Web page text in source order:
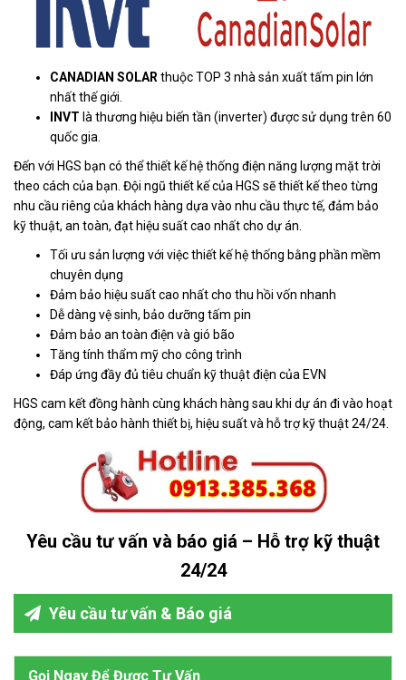
CANADIAN SOLARthuộc TOP 3 nhà sản xuất tấm pin lớn
nhất thế giới.
INVT là thương hiệu biến tần (inverter) được sử dụng trên 60
quốc gia.
Đến với HGS bạn có thể thiết kế hệ thống điện năng lượng mặt trời
theo cách của bạn. Đội ngũ thiết kế của HGS sẽ thiết kế theo từng
nhu cầu riêng của khách hàng dựa vào nhu cầu thực tế, đảm bảo
kỹ thuật, an toàn, đạt hiệu suất cao nhất cho dự án.
Tối ưu sản lượng với việc thiết kế hệ thống bằng phần mềm
chuyên dụng
Đảm bảo hiệu suất cao nhất cho thu hồi vốn nhanh
Dễ dàng vệ sinh, bảo dưỡng tấm pin
Đảm bảo an toàn điện và gió bão
Tăng tính thẩm mỹ cho công trình
Đáp ứng đầy đủ tiêu chuẩn kỹ thuật điện của EVN
HGS cam kết đồng hành cùng khách hàng sau khi dự án đi vào hoạt
động, cam kết bảo hành thiết bị, hiệu suất và hỗ trợ kỹ thuật 24/24.
Yêu cầu tư vấn và báo giá – Hỗ trợ kỹ thuật
24/24
Yêu cầu tư vấn & Báo giá
Gọi Ngay Để Được Tư Vấn